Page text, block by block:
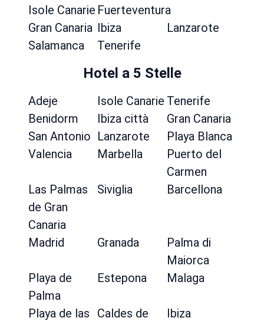
Isole Canarie Fuerteventura
Gran Canaria Ibiza
Lanzarote
Salamanca
Tenerife
Hotel a 5 Stelle
Adeje Isole Canarie Tenerife
Benidorm
Ibiza città
Gran Canaria
San Antonio Lanzarote
Playa Blanca
Valencia
Marbella
Puerto del
Carmen
Las Palmas
de Gran
Canaria
Siviglia Barcellona
Madrid Granada
Palma di
Maiorca
Playa de
Palma
Estepona Malaga
Playa de las
Caldes de
Ibiza